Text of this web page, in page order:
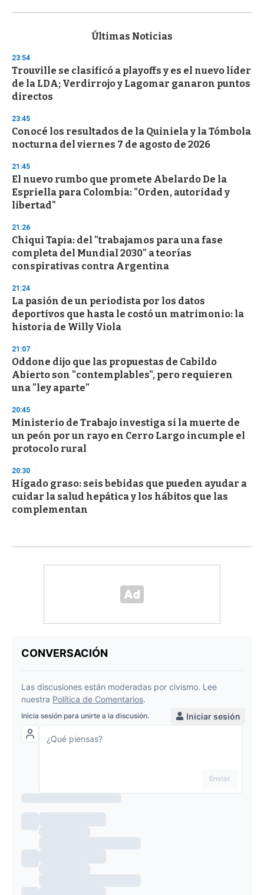
s
d
s
o
f
3
s
e
c
o
d
s
Últimas Noticias
23:54
Trouville se clasificó a playoffs y es el nuevo líder
de la LDA; Verdirrojo y Lagomar ganaron puntos
directos
23:45
Conocé los resultados de la Quiniela y la Tómbola
nocturna del viernes 7 de agosto de 2026
21:45
El nuevo rumbo que promete Abelardo De la
Espriella para Colombia: "Orden, autoridad y
libertad"
21:26
Chiqui Tapia: del "trabajamos para una fase
completa del Mundial 2030" a teorías
conspirativas contra Argentina
21:24
La pasión de un periodista por los datos
deportivos que hasta le costó un matrimonio: la
historia de Willy Viola
21:07
Oddone dijo que las propuestas de Cabildo
Abierto son "contemplables", pero requieren
una "ley aparte"
20:45
Ministerio de Trabajo investiga si la muerte de
un peón por un rayo en Cerro Largo incumple el
protocolo rural
20:30
Hígado graso: seis bebidas que pueden ayudar a
cuidar la salud hepática y los hábitos que las
complementan